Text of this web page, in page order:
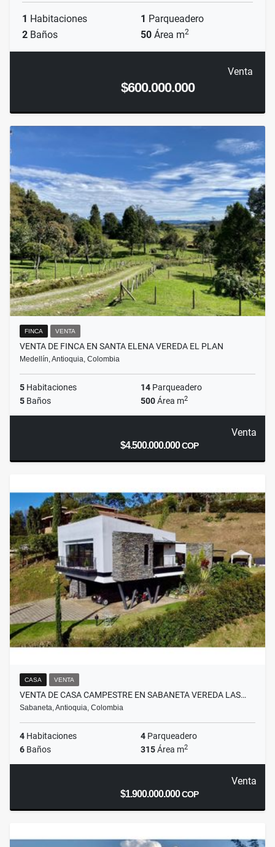
1 Habitaciones 1 Parqueadero
2 Baños 50 Área m2
Venta
$600.000.000
FINCA VENTA
VENTA DE FINCA EN SANTA ELENA VEREDA EL PLAN
Medellín, Antioquia, Colombia
5 Habitaciones 14 Parqueadero
5 Baños 500Área m2
Venta
$4.500.000.000COP
CASA VENTA
VENTA DE CASA CAMPESTRE EN SABANETA VEREDA LAS…
Sabaneta, Antioquia, Colombia
4 Habitaciones 4 Parqueadero
6 Baños 315Área m2
Venta
$1.900.000.000COP